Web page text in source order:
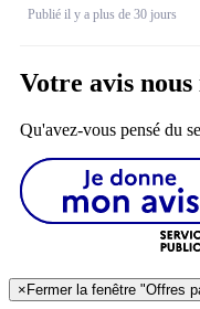
Publié il y a plus de 30 jours
Votre avis nous
Qu'avez-vous pensé du
× Fermer la fenêtre "Offres